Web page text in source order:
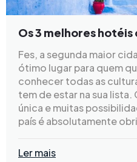
Os 3 melhores hotéis
Fes, a segunda maior
ótimo lugar para quem
conhecer todas as
tem de estar na sua
única e muitas
país é absolutamente
Ler mais